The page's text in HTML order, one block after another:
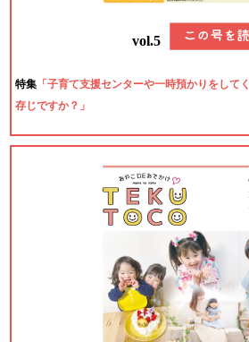
vol.5
特集 「子育て支援センターや一時預かりをして
存じですか？」